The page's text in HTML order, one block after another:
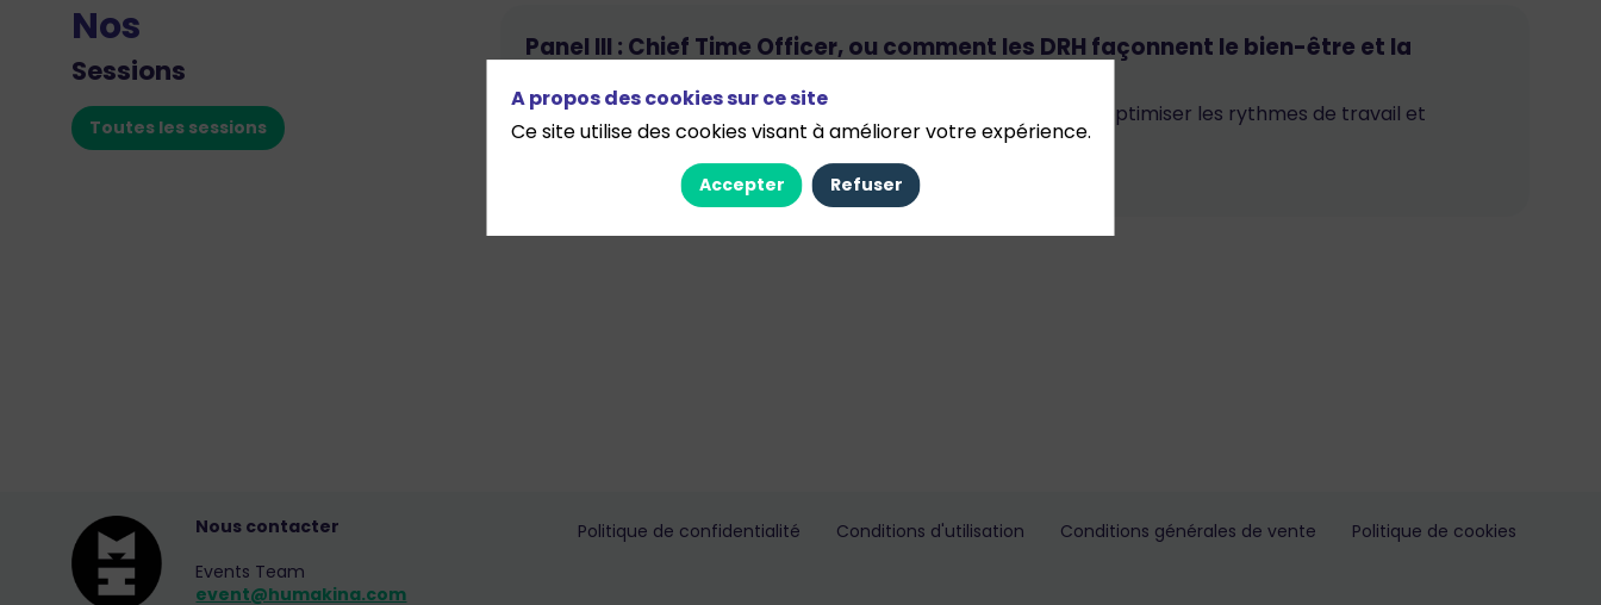
Nos
Sessions
Toutes les sessions
Panel III : Chief Time Officer, ou comment les DRH façonnent le bien-être et la
Le temps devient une ressource clé : identifier les enjeux pour optimiser les rythmes de travail et
favoriser l’équilibre entre performance et bien-être
Nous contacter
Events Team
event@humakina.com
Politique de confidentialité Conditions d'utilisation Conditions générales de vente Politique de cookies
A propos des cookies sur ce site
Ce site utilise des cookies visant à améliorer votre expérience.
Accepter Refuser